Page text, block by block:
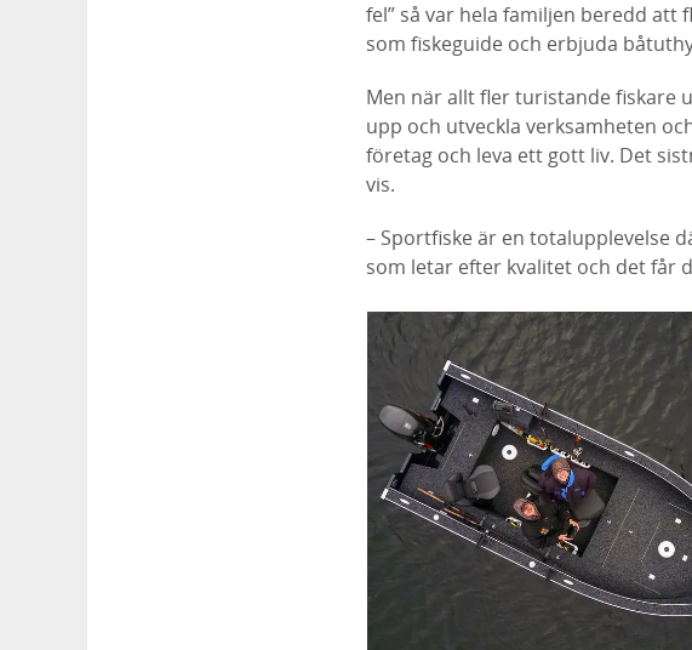
fel” så var hela familjen beredd
som fiskeguide och erbjuda
Men när allt fler turistande fiskare
upp och utveckla verksamheten
företag och leva ett gott liv. Det
vis.
– Sportfiske är en totalupplevelse
som letar efter kvalitet och det får